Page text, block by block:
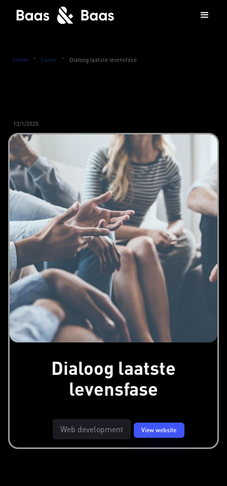
Home ” Cases ” Dialoog laatste levensfase
13/1/2020
Dialoog laatste
levensfase
Web development View website